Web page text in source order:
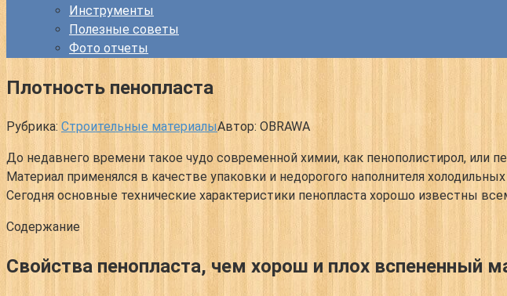
Инструменты
Полезные советы
Фото отчеты
Плотность пенопласта
Рубрика: Строительные материалыАвтор: OBRAWA
До недавнего времени такое чудо современной химии, как пенополистирол,
Материал применялся в качестве упаковки и недорогого наполнителя
Сегодня основные технические характеристики пенопласта хорошо известны
Содержание
Свойства пенопласта, чем хорош и плох вспененный